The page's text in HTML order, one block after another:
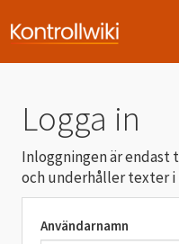
Logga in
Inloggningen är endast
och underhåller texter
Användarnamn